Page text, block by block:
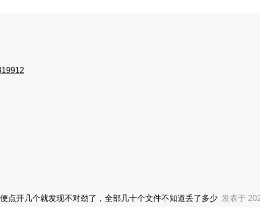
点开几个就发现不对劲了 ，全部几十个文件不知道丢了多少 发表于